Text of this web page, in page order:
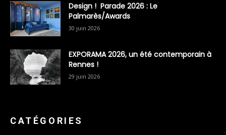
Design ! Parade 2026 : Le
Palmarès/Awards
30 juin 2026
EXPORAMA 2026, un été contemporain à
Rennes !
29 juin 2026
CATÉGORIES